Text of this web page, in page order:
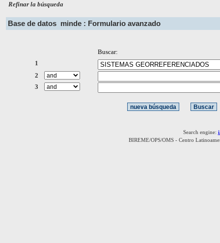
Refinar la búsqueda
Base de datos minde : Formulario avanzado
Buscar:
1
2
3
Search engine:
BIREME/OPS/OMS - Centro